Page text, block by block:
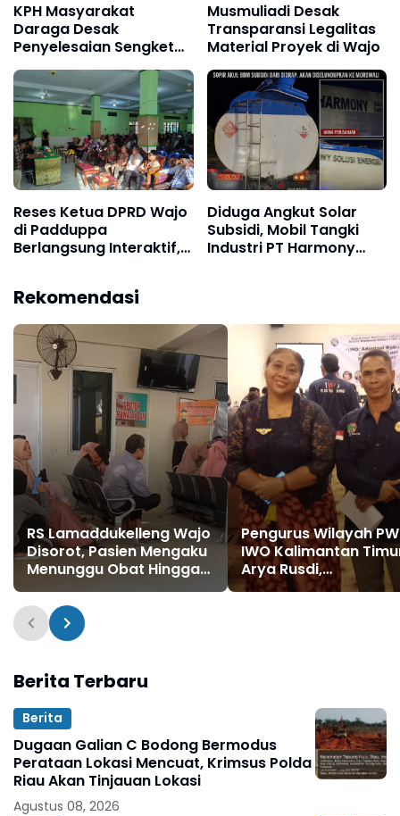
KPH Masyarakat
Daraga Desak
Penyelesaian Sengketa
Lahan di Wajo, DPRD
Janji Tindak Lanjuti
Aspirasi
Musmuliadi Desak
Transparansi Legalitas
Material Proyek di Wajo
Reses Ketua DPRD Wajo
di Padduppa
Berlangsung Interaktif,
Drainase, hingga
Pelayanan Publik
Diduga Angkut Solar
Subsidi, Mobil Tangki
Industri PT Harmony
Rekomendasi
RS Lamaddukelleng Wajo
Disorot, Pasien Mengaku
Menunggu Obat Hingga
Sore Hari
Pengurus Wilayah PW
IWO Kalimantan
Arya Rusdi,
Mengucapkan Terima
Berita Terbaru
Berita
Dugaan Galian C Bodong Bermodus
Perataan Lokasi Mencuat, Krimsus Polda
Riau Akan Tinjauan Lokasi
Agustus 08, 2026